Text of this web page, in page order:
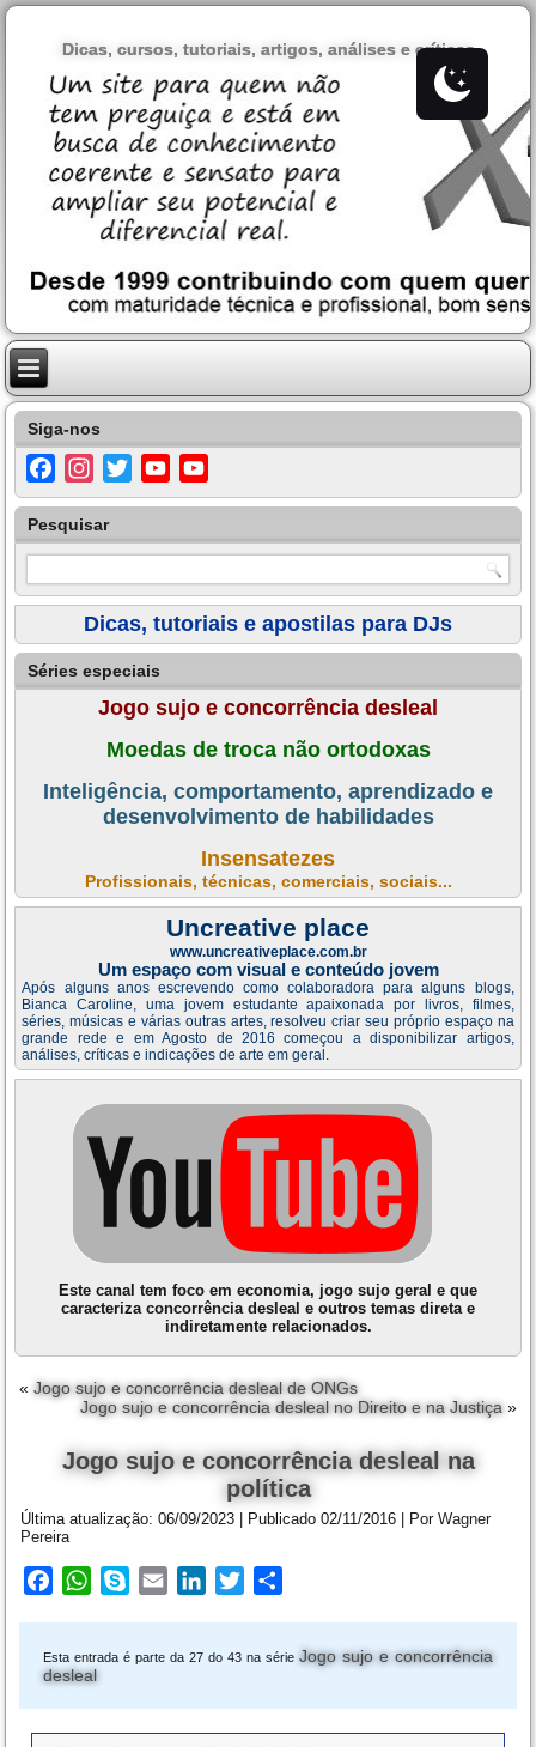
Dicas, cursos, tutoriais, artigos, análises e críticas
Siga-nos
FacebookInstagramTwitterYouTube
Channel
Pesquisar
Dicas, tutoriais e apostilas para DJs
Séries especiais
Jogo sujo e concorrência desleal
Moedas de troca não ortodoxas
Inteligência, comportamento, aprendizado e
desenvolvimento de habilidades
Insensatezes
Profissionais, técnicas, comerciais, sociais...
Uncreative place
www.uncreativeplace.com.br
Um espaço com visual e conteúdo jovem
Após alguns anos escrevendo como colaboradora para alguns blogs,
Bianca Caroline, uma jovem estudante apaixonada por livros, filmes,
séries, músicas e várias outras artes, resolveu criar seu próprio espaço na
grande rede e em Agosto de 2016 começou a disponibilizar artigos,
análises, críticas e indicações de arte em geral.
Este canal tem foco em economia, jogo sujo geral e que
caracteriza concorrência desleal e outros temas direta e
indiretamente relacionados.
«Jogo sujo e concorrência desleal de ONGs
Jogo sujo e concorrência desleal no Direito e na Justiça»
Jogo sujo e concorrência desleal na
política
Última atualização: 06/09/2023 Publicado 02/11/2016 Por Wagner
Pereira
FacebookWhatsApp
Skype Email LinkedInTwitter
Esta entrada é parte da 27 do 43 na série Jogo sujo e concorrência
desleal